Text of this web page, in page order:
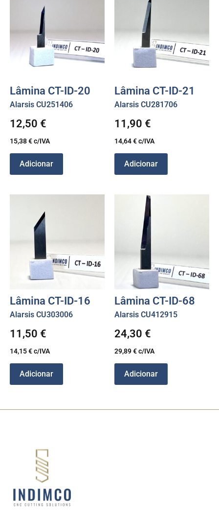
Lâmina CT-ID-20
Alarsis CU251406
12,50 €
15,38€c/IVA
Adicionar
Lâmina CT-ID-21
Alarsis CU281706
11,90 €
14,64€c/IVA
Adicionar
Lâmina CT-ID-16
Alarsis CU303006
11,50 €
14,15€c/IVA
Adicionar
Lâmina CT-ID-68
Alarsis CU412915
24,30 €
29,89€c/IVA
Adicionar